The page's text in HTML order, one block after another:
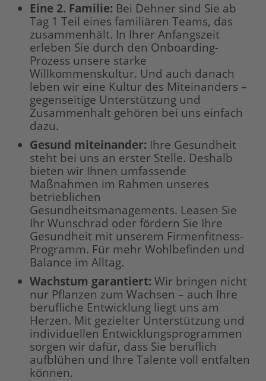
Eine 2. Familie: Bei Dehner sind Sie ab
Tag 1 Teil eines familiären Teams, das
zusammenhält. In Ihrer Anfangszeit
erleben Sie durch den Onboarding-
Prozess unsere starke
Willkommenskultur. Und auch danach
leben wir eine Kultur des Miteinanders –
gegenseitige Unterstützung und
Zusammenhalt gehören bei uns einfach
dazu.
Gesund miteinander: Ihre Gesundheit
steht bei uns an erster Stelle. Deshalb
bieten wir Ihnen umfassende
Maßnahmen im Rahmen unseres
betrieblichen
Gesundheitsmanagements. Leasen Sie
Ihr Wunschrad oder fördern Sie Ihre
Gesundheit mit unserem Firmenfitness-
Programm. Für mehr Wohlbefinden und
Balance im Alltag.
Wachstum garantiert: Wir bringen nicht
nur Pflanzen zum Wachsen – auch Ihre
berufliche Entwicklung liegt uns am
Herzen. Mit gezielter Unterstützung und
individuellen Entwicklungsprogrammen
sorgen wir dafür, dass Sie beruflich
aufblühen und Ihre Talente voll entfalten
können.